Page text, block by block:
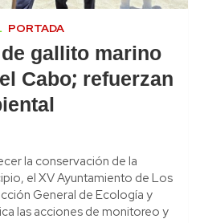
PORTADA
gallito marino
Cabo; refuerzan
la conservación de la
el XV Ayuntamiento de Los
General de Ecología y
las acciones de monitoreo y